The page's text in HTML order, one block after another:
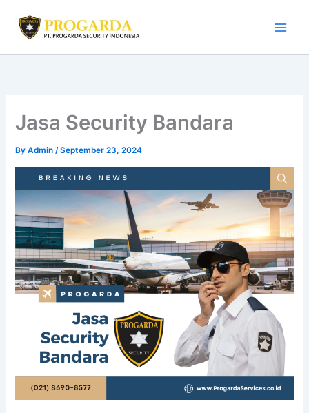
content
Jasa Security Bandara
ByAdmin/September 23, 2024